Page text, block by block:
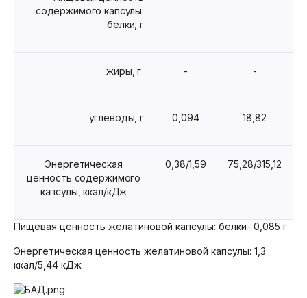
содержимого капсулы:
белки, г
жиры, г - -
углеводы, г 0,094 18,82
Энергетическая
ценность содержимого
капсулы, ккал/кДж
0,38/1,59 75,28/315,12
Пищевая ценность желатиновой капсулы: белки- 0,085 г
Энергетическая ценность желатиновой капсулы: 1,3
ккал/5,44 кДж